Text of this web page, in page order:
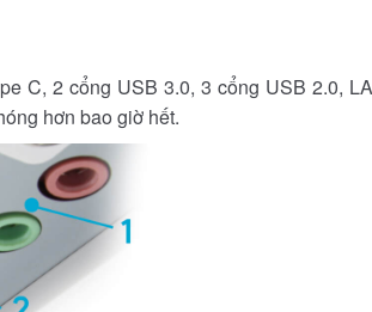
C, 2 cổng USB 3.0, 3 cổng USB 2.0,
hơn bao giờ hết.